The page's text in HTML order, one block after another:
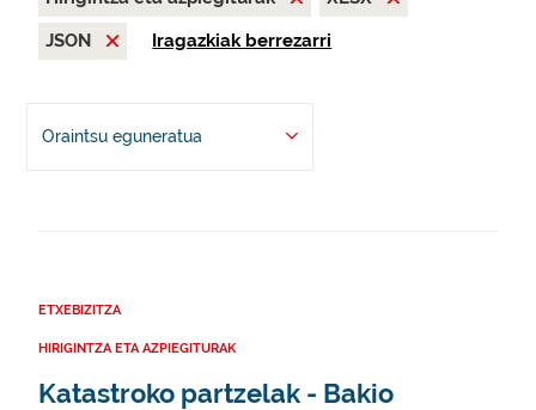
JSON
Iragazkiak berrezarri
Oraintsu eguneratua
ETXEBIZITZA
HIRIGINTZA ETA AZPIEGITURAK
Katastroko partzelak - Bakio